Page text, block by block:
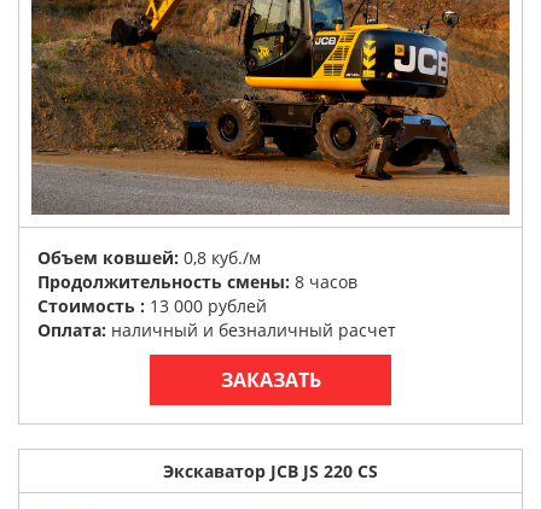
Объем ковшей: 0,8 куб./м
Продолжительность смены: 8 часов
Стоимость : 13 000 рублей
Оплата: наличный и безналичный расчет
ЗАКАЗАТЬ
Экскаватор JCB JS 220 CS